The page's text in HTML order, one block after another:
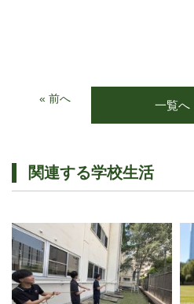
« 前へ 一覧へ
関連する学校生活